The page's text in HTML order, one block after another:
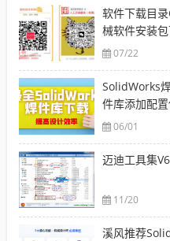
软件下载目
械软件安装
07/22
SolidWorks
件库添加配
06/01
迈迪工具集
11/20
溪风推荐